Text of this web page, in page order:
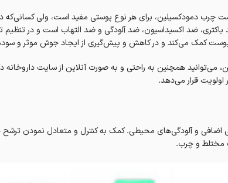
چرب دمودکسیلین، برای هر نوع پوستی مفید است، ولی کسانی‌که
کمک می‌کند و در کاهش و پیش‌گیری از ایجاد جوش موثر و
همچنین به راحتی و به صورت آنلاین از سایت داروخانه‌
اولویت قرار می‌دهد.
و چرب.